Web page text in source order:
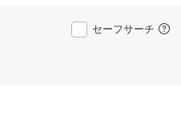
セーフサーチ